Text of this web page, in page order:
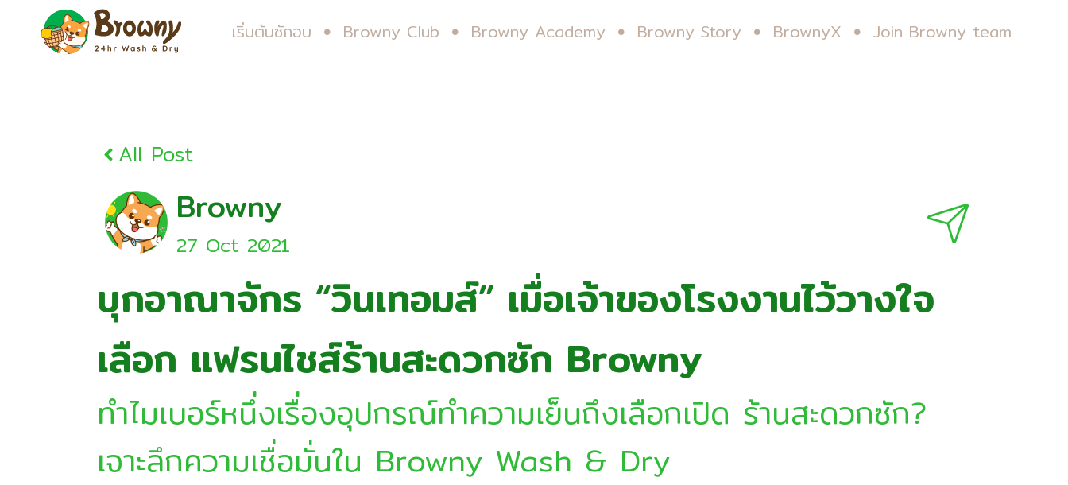
เริ่มต้นซักอบ Browny Club Browny Academy Browny Story BrownyX Join Browny team
All Post
Browny
27 Oct 2021
บุกอาณาจักร “วินเทอมส์” เมื่อเจ้าของโรงงานไว้วางใจ
เลือก แฟรนไชส์ร้านสะดวกซัก Browny
ทำไมเบอร์หนึ่งเรื่องอุปกรณ์ทำความเย็นถึงเลือกเปิด ร้านสะดวกซัก?
เจาะลึกความเชื่อมั่นใน Browny Wash & Dry